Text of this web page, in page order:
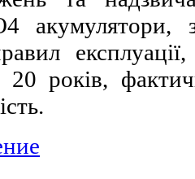
акумулятори,
20 років,